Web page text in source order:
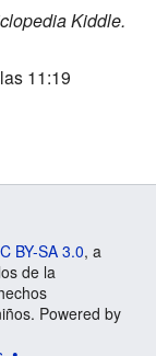
Kiddle.
11:19
BY-SA 3.0, a
de la
Powered by